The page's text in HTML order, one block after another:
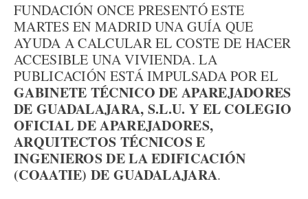
FUNDACIÓN ONCE PRESENTÓ ESTE
MARTES EN MADRID UNA GUÍA QUE
AYUDA A CALCULAR EL COSTE DE HACER
ACCESIBLE UNA VIVIENDA. LA
PUBLICACIÓN ESTÁ IMPULSADA POR EL
GABINETE TÉCNICO DE APAREJADORES
DE GUADALAJARA, S.L.U. Y EL COLEGIO
OFICIAL DE APAREJADORES,
ARQUITECTOS TÉCNICOS E
INGENIEROS DE LA EDIFICACIÓN
(COAATIE) DE GUADALAJARA.